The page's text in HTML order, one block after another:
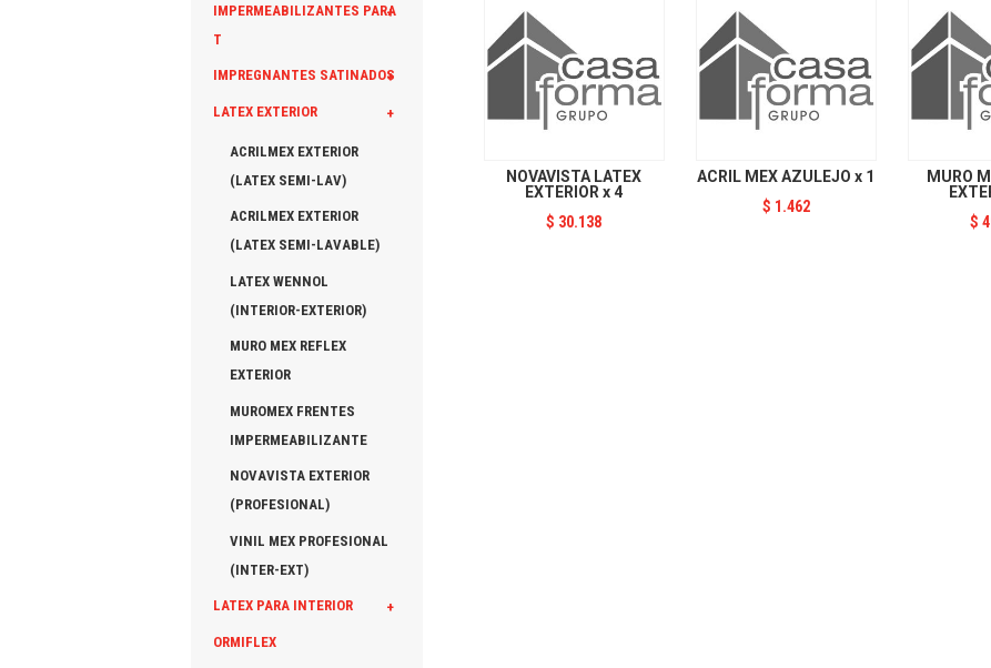
+
IMPERMEABILIZANTES PARA
T
+
IMPREGNANTES SATINADOS
+
LATEX EXTERIOR
ACRILMEX EXTERIOR
(LATEX SEMI-LAV)
ACRILMEX EXTERIOR
(LATEX SEMI-LAVABLE)
LATEX WENNOL
(INTERIOR-EXTERIOR)
MURO MEX REFLEX
EXTERIOR
MUROMEX FRENTES
IMPERMEABILIZANTE
NOVAVISTA EXTERIOR
(PROFESIONAL)
VINIL MEX PROFESIONAL
(INTER-EXT)
+
LATEX PARA INTERIOR
ORMIFLEX
cantidad
NOVAVISTA LATEX
EXTERIOR x 4
$ 30.138
ACRIL MEX AZULEJO x 1
$ 1.462
MURO
$